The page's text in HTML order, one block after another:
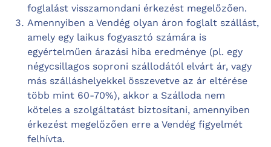
foglalást visszamondani érkezést megelőzően.
Amennyiben a Vendég olyan áron foglalt szállást,
amely egy laikus fogyasztó számára is
egyértelműen árazási hiba eredménye (pl. egy
négycsillagos soproni szállodától elvárt ár, vagy
más szálláshelyekkel összevetve az ár eltérése
több mint 60-70%), akkor a Szálloda nem
köteles a szolgáltatást biztosítani, amennyiben
érkezést megelőzően erre a Vendég figyelmét
felhívta.